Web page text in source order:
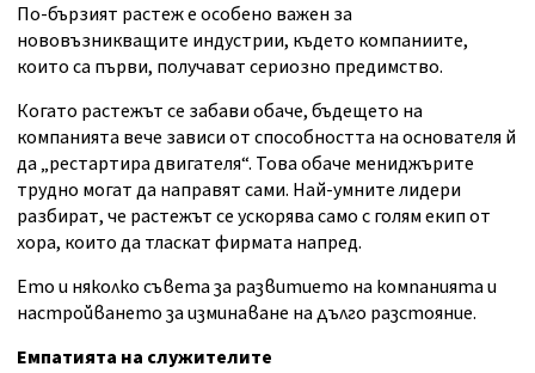
По-бързият растеж е особено важен за
нововъзникващите индустрии, където компаниите,
които са първи, получават сериозно предимство.
Когато растежът се забави обаче, бъдещето на
компанията вече зависи от способността на основателя й
да „рестартира двигателя“. Това обаче мениджърите
трудно могат да направят сами. Най-умните лидери
разбират, че растежът се ускорява само с голям екип от
хора, които да тласкат фирмата напред.
Ето и няколко съвета за развитието на компанията и
настройването за изминаване на дълго разстояние.
Емпатията на служителите